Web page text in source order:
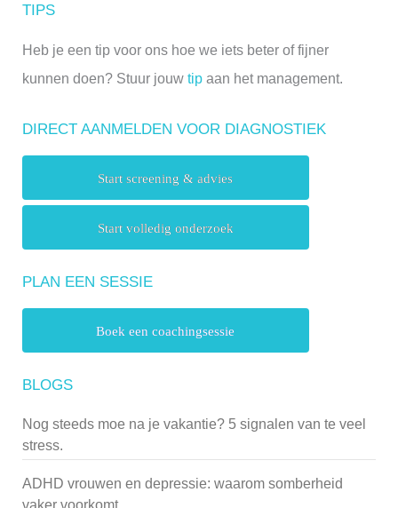
TIPS
Heb je een tip voor ons hoe we iets beter of fijner
kunnen doen? Stuur jouw tipaan het management.
DIRECT AANMELDEN VOOR DIAGNOSTIEK
Start screening & advies
Start volledig onderzoek
PLAN EEN SESSIE
Boek een coachingsessie
BLOGS
Nog steeds moe na je vakantie? 5 signalen van te veel
stress.
ADHD vrouwen en depressie: waarom somberheid
vaker voorkomt